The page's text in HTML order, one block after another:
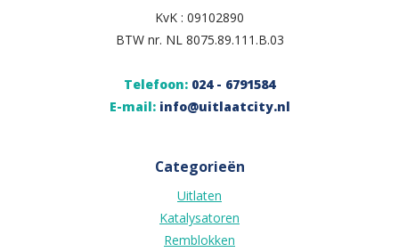
KvK : 09102890
BTW nr. NL 8075.89.111.B.03
Telefoon: 024 - 6791584
E-mail: info@uitlaatcity.nl
Categorieën
Uitlaten
Katalysatoren
Remblokken